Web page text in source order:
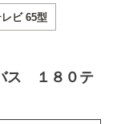
ビ 65型
ス １８０テ